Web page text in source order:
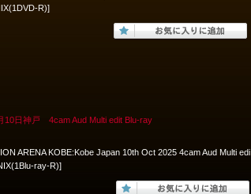
R)]
10日神戸 4cam Aud Multi edit Blu-ray
ARENA KOBE:Kobe Japan 10th Oct 2025 4cam Aud Multi edi
ray-R)]